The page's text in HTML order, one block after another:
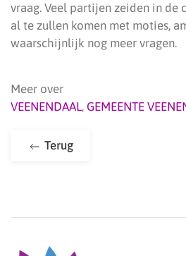
vraag. Veel partijen zeiden in de
al te zullen komen met moties,
waarschijnlijk nog meer vragen.
Meer over
VEENENDAAL, GEMEENTE
Terug